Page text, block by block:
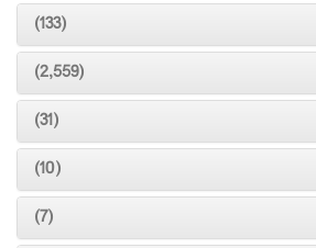
(133)
(2,559)
(31)
(10)
(7)